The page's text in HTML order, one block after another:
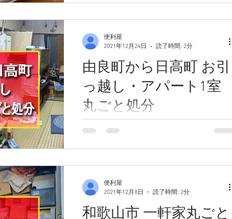
分）のご依頼をいただきました。 学校の
移転に伴い不要になった備品を処分した
いという事で、移転作業当日のお昼頃、
不用品の引き取りに来て欲しいというご
由良町から日高町 お引
っ越し・アパート1室
丸ごと処分
由良町のアパートから日高町の有料老人
ート1室丸ごと処分をお引き受けしまし
た。 ご依頼者さまはアパートの借主さん
の息子さんで、関東在住のためお見積も
りと作業はご依頼者さまが和歌山に来ら
便利屋
2021年12月24日
読了時間: 2分
和歌山市 一軒家丸ごと
便利屋
2021年12月8日
読了時間: 2分